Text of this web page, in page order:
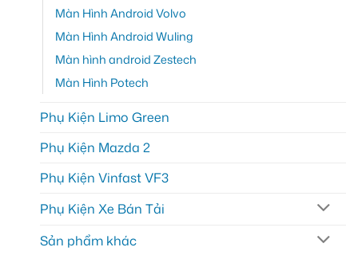
Màn Hình Android Volvo
Màn Hình Android Wuling
Màn hình android Zestech
Màn Hình Potech
Phụ Kiện Limo Green
Phụ Kiện Mazda 2
Phụ Kiện Vinfast VF3
Phụ Kiện Xe Bán Tải
Sản phẩm khác